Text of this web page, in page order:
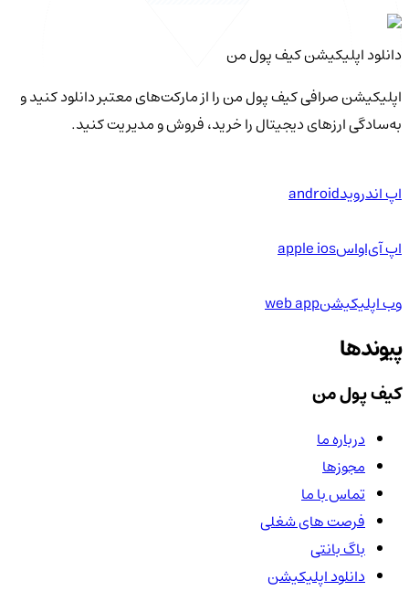
دانلود اپلیکیشن کیف‌ پول من
اپلیکیشن صرافی کیف پول من را از مارکت‌های معتبر دانلود کنید و
به‌سادگی ارزهای دیجیتال را خرید، فروش و مدیریت کنید.
اپ اندرویدandroid
اپ آی‌او‌اسapple ios
وب اپلیکیشنweb app
پیوندها
کیف پول من
درباره ما
مجوزها
تماس با ما
فرصت های شغلی
باگ بانتی
دانلود اپلیکیشن